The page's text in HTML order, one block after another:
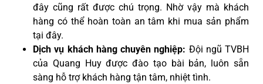
đây cũng rất được chú trọng. Nhờ vậy mà khách
hàng có thể hoàn toàn an tâm khi mua sản phẩm
tại đây.
Dịch vụ khách hàng chuyên nghiệp: Đội ngũ TVBH
của Quang Huy được đào tạo bài bản, luôn sẵn
sàng hỗ trợ khách hàng tận tâm, nhiệt tình.